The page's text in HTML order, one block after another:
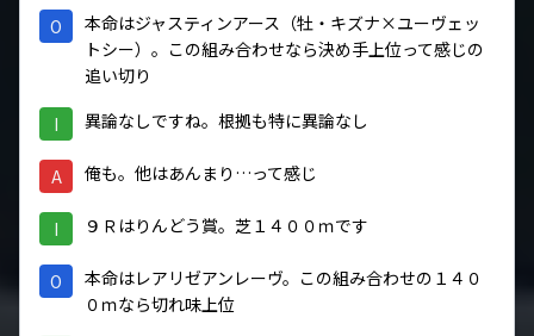
O
本命はジャスティンアース（牡・キズナ×ユーヴェッ
トシー）。この組み合わせなら決め手上位って感じの
追い切り
I 異論なしですね。根拠も特に異論なし
A 俺も。他はあんまり…って感じ
I ９Ｒはりんどう賞。芝１４００ｍです
O
本命はレアリゼアンレーヴ。この組み合わせの１４０
０ｍなら切れ味上位